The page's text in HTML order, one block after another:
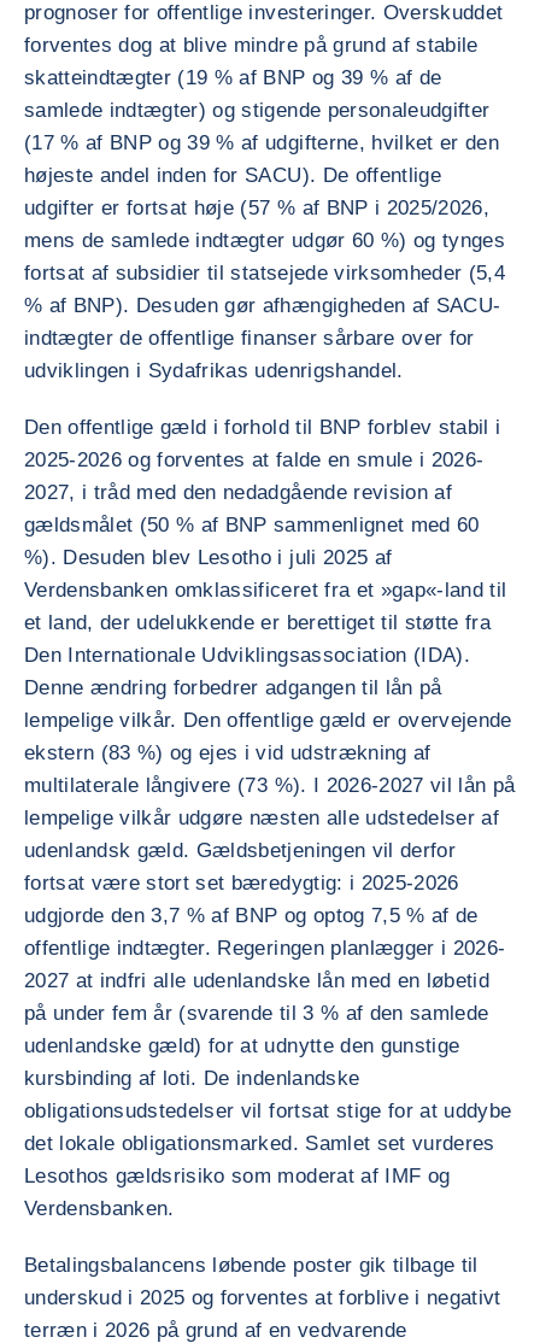
prognoser for offentlige investeringer. Overskuddet
forventes dog at blive mindre på grund af stabile
skatteindtægter (19 % af BNP og 39 % af de
samlede indtægter) og stigende personaleudgifter
(17 % af BNP og 39 % af udgifterne, hvilket er den
højeste andel inden for SACU). De offentlige
udgifter er fortsat høje (57 % af BNP i 2025/2026,
mens de samlede indtægter udgør 60 %) og tynges
fortsat af subsidier til statsejede virksomheder (5,4
% af BNP). Desuden gør afhængigheden af SACU-
indtægter de offentlige finanser sårbare over for
udviklingen i Sydafrikas udenrigshandel.
Den offentlige gæld i forhold til BNP forblev stabil i
2025-2026 og forventes at falde en smule i 2026-
2027, i tråd med den nedadgående revision af
gældsmålet (50 % af BNP sammenlignet med 60
%). Desuden blev Lesotho i juli 2025 af
Verdensbanken omklassificeret fra et »gap«-land til
et land, der udelukkende er berettiget til støtte fra
Den Internationale Udviklingsassociation (IDA).
Denne ændring forbedrer adgangen til lån på
lempelige vilkår. Den offentlige gæld er overvejende
ekstern (83 %) og ejes i vid udstrækning af
multilaterale långivere (73 %). I 2026-2027 vil lån på
lempelige vilkår udgøre næsten alle udstedelser af
udenlandsk gæld. Gældsbetjeningen vil derfor
fortsat være stort set bæredygtig: i 2025-2026
udgjorde den 3,7 % af BNP og optog 7,5 % af de
offentlige indtægter. Regeringen planlægger i 2026-
2027 at indfri alle udenlandske lån med en løbetid
på under fem år (svarende til 3 % af den samlede
udenlandske gæld) for at udnytte den gunstige
kursbinding af loti. De indenlandske
obligationsudstedelser vil fortsat stige for at uddybe
det lokale obligationsmarked. Samlet set vurderes
Lesothos gældsrisiko som moderat af IMF og
Verdensbanken.
Betalingsbalancens løbende poster gik tilbage til
underskud i 2025 og forventes at forblive i negativt
terræn i 2026 på grund af en vedvarende